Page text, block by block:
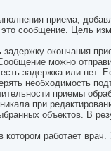
приема,
сообщение. Цель
окончания
можно
задержка или
необходимость
приемы
при
объектов. В
котором работает